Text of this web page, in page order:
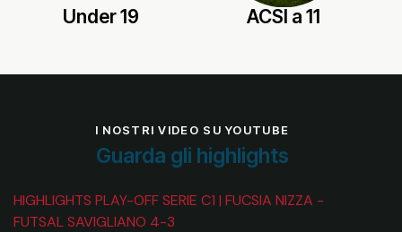
Under 19 ACSI a 11
I NOSTRI VIDEO SU YOUTUBE
Guarda gli highlights
HIGHLIGHTS PLAY-OFF SERIE C1 | FUCSIA NIZZA -
FUTSAL SAVIGLIANO 4-3